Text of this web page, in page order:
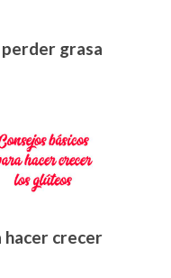
grasa
hacer crecer